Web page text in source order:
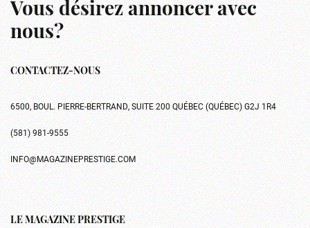
Vous désirez annoncer avec
nous?
CONTACTEZ-NOUS
6500, BOUL. PIERRE-BERTRAND, SUITE 200 QUÉBEC (QUÉBEC) G2J 1R4
(581) 981-9555
INFO@MAGAZINEPRESTIGE.COM
LE MAGAZINE PRESTIGE